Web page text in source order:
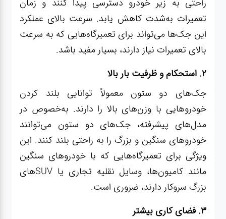
تعمیرات به‌شدت کاهش یابد. سرعت بالای عملکرد
این جک‌ها می‌تواند برای تعمیرگاه‌هایی که به سرعت
بالای تعمیرات نیاز دارند، بسیار مفید باشد.
۲. استحکام و ظرفیت بار بالا
جک‌های دو ستون معمولاً توانایی بلند کردن
خودروهایی با وزن‌های بالا را دارند. به‌خصوص در
مدل‌های پیشرفته، جک‌های دو ستون می‌توانند
خودروهای سنگین و بزرگ را به راحتی بلند کنند. این
ویژگی برای تعمیرگاه‌هایی که با خودروهای سنگین
مانند کامیون‌ها، وسایل نقلیه تجاری یا SUVهای
بزرگ سروکار دارند، ضروری است.
۳. فضای کاری بیشتر